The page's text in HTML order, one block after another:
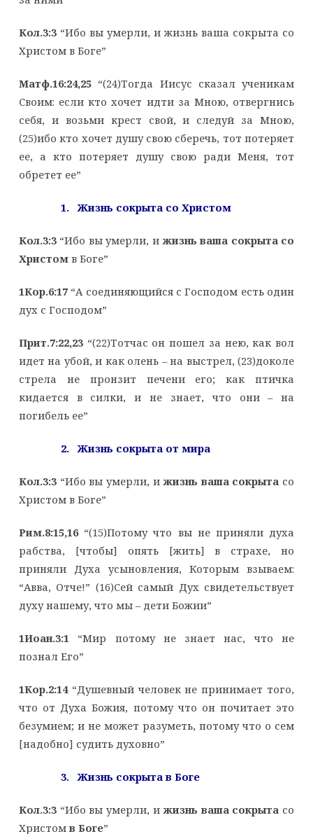
Кол.3:3“Ибо вы умерли, и жизнь ваша сокрыта со
Христом в Боге”
Матф.16:24,25“(24)Тогда Иисус сказал ученикам
Своим: если кто хочет идти за Мною, отвергнись
себя, и возьми крест свой, и следуй за Мною,
(25)ибо кто хочет душу свою сберечь, тот потеряет
ее, а кто потеряет душу свою ради Меня, тот
обретет ее”
1. Жизнь сокрыта со Христом
Кол.3:3“Ибо вы умерли, и жизнь ваша сокрыта со
Христомв Боге”
1Кор.6:17“А соединяющийся с Господом есть один
дух с Господом”
Прит.7:22,23“(22)Тотчас он пошел за нею, как вол
идет на убой, и как олень – на выстрел, (23)доколе
стрела не пронзит печени его; как птичка
кидается в силки, и не знает, что они – на
погибель ее”
2. Жизнь сокрыта от мира
Кол.3:3“Ибо вы умерли, и жизнь ваша сокрыта со
Христом в Боге”
Рим.8:15,16“(15)Потому что вы не приняли духа
рабства, [чтобы] опять [жить] в страхе, но
приняли Духа усыновления, Которым взываем:
“Авва, Отче!” (16)Сей самый Дух свидетельствует
духу нашему, что мы – дети Божии”
1Иоан.3:1 “Мир потому не знает нас, что не
познал Его”
1Кор.2:14“Душевный человек не принимает того,
что от Духа Божия, потому что он почитает это
безумием; и не может разуметь, потому что о сем
[надобно] судить духовно”
3. Жизнь сокрыта в Боге
Кол.3:3“Ибо вы умерли, и жизнь ваша сокрыта со
Христомв Боге”